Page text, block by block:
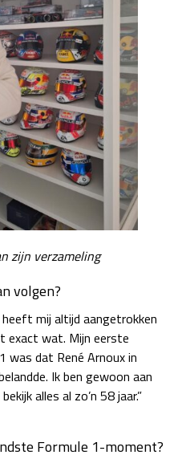
zo 05:00 - 07:00
27 - 29 nov
za 19:00 - 20:00
zo 17:00 - 19:00
za 15:00 - 16:00
zo 14:00 - 16:00
zijn verzameling
volgen?
mij altijd aangetrokken
exact wat. Mijn eerste
was dat René Arnoux in
Ik ben gewoon aan
alles al zo’n 58 jaar.”
Formule 1-moment?